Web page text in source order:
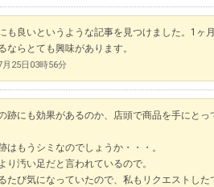
も良いというような記事を見つけました。1ヶ
ならとても興味があります。
月25日03時56分
跡にも効果があるのか、店頭で商品を手にと
はもうシミなのでしょうか・・・。
り汚い足だと言われているので。
たび気になっていたので、私もリクエストした